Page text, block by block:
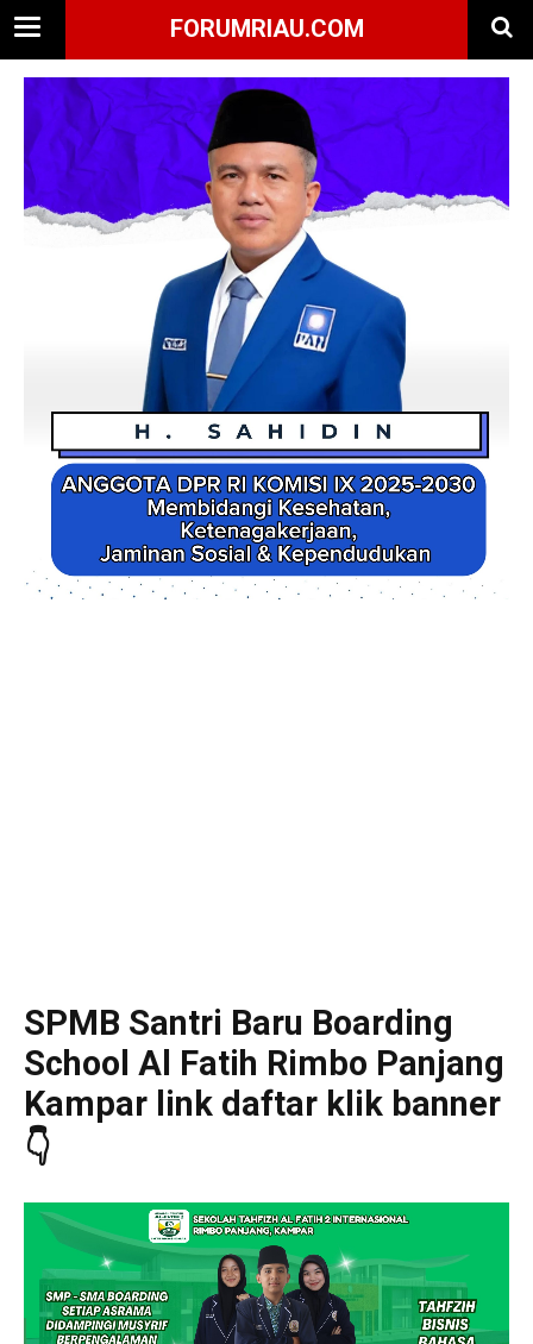
FORUMRIAU.COM
SPMB Santri Baru Boarding
School Al Fatih Rimbo Panjang
Kampar link daftar klik banner
👇